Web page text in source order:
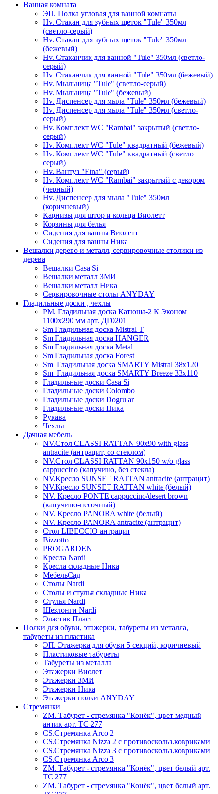
Ванная комната
ЭП. Полка угловая для ванной комнаты
Hv. Стакан для зубных щеток "Tule" 350мл
(светло-серый)
Hv. Стакан для зубных щеток "Tule" 350мл
(бежевый)
Hv. Стаканчик для ванной "Tule" 350мл (светло-
серый)
Hv. Стаканчик для ванной "Tule" 350мл (бежевый)
Hv. Мыльница "Tule" (светло-серый)
Hv. Мыльница "Tule" (бежевый)
Hv. Диспенсер для мыла "Tule" 350мл (бежевый)
Hv. Диспенсер для мыла "Tule" 350мл (светло-
серый)
Hv. Комплект WC "Rambai" закрытый (светло-
серый)
Hv. Комплект WC "Tule" квадратный (бежевый)
Hv. Комплект WC "Tule" квадратный (светло-
серый)
Hv. Вантуз "Etna" (серый)
Hv. Комплект WC "Rambai" закрытый с декором
(черный)
Hv. Диспенсер для мыла "Tule" 350мл
(коричневый)
Карнизы для штор и кольца Виолетт
Корзины для белья
Сидения для ванны Виолетт
Сидения для ванны Ника
Вешалки дерево и металл, сервировочные столики из
дерева
Вешалки Casa Si
Вешалки металл ЗМИ
Вешалки металл Ника
Сервировочные столы ANYDAY
Гладильные доски , чехлы
PM. Гладильная доска Катюша-2 К Эконом
1100х290 мм арт. ДГ0201
Sm.Гладильная доска Mistral T
Sm.Гладильная доска HANGER
Sm.Гладильная доска Metal
Sm.Гладильная доска Forest
Sm. Гладильная доска SMARTY Mistral 38x120
Sm. Гладильная доска SMARTY Breeze 33х110
Гладильные доски Casa Si
Гладильные доски Colombo
Гладильные доски Dogrular
Гладильные доски Ника
Рукава
Чехлы
Дачная мебель
NV.Стол CLASSI RATTAN 90х90 with glass
antracite (антрацит, со стеклом)
NV.Стол CLASSI RATTAN 90х150 w/o glass
cappuccino (капучино, без стекла)
NV.Кресло SUNSET RATTAN antracite (антрацит)
NV.Кресло SUNSET RATTAN white (белый)
NV. Кресло PONTE cappuccino/desert brown
(капучино-песочный)
NV. Кресло PANORA white (белый)
NV. Кресло PANORA antracite (антрацит)
Стол LIBECCIO антрацит
Bizzotto
PROGARDEN
Кресла Nardi
Кресла складные Ника
МебельСад
Столы Nardi
Столы и стулья складные Ника
Стулья Nardi
Шезлонги Nardi
Эластик Пласт
Полки для обуви, этажерки, табуреты из металла,
табуреты из пластика
ЭП. Этажерка для обуви 5 секций, коричневый
Пластиковые табуреты
Табуреты из металла
Этажерки Виолет
Этажерки ЗМИ
Этажерки Ника
Этажерки полки ANYDAY
Стремянки
ZM. Табурет - стремянка "Конёк", цвет медный
антик арт. ТС 277
CS.Стремянка Arco 2
CS.Стремянка Nizza 2 с противоскольз.ковриками
CS.Стремянка Nizza 3 с противоскольз.ковриками
CS.Стремянка Arco 3
ZM. Табурет - стремянка "Конёк", цвет белый арт.
ТС 277
ZM. Табурет - стремянка "Конёк", цвет белый арт.